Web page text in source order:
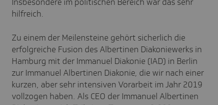
hilfreich.
Zu einem der Meilensteine gehört sicherlich die
erfolgreiche Fusion des Albertinen Diakoniewerks in
Hamburg mit der Immanuel Diakonie (IAD) in Berlin
zur Immanuel Albertinen Diakonie, die wir nach einer
kurzen, aber sehr intensiven Vorarbeit im Jahr 2019
vollzogen haben. Als CEO der Immanuel Albertinen